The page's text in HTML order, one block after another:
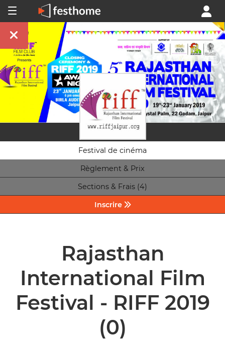
Festival de cinéma
Règlement & Prix
Sections & Frais (4)
Inscrire
Rajasthan
International Film
Festival - RIFF 2019
(0)